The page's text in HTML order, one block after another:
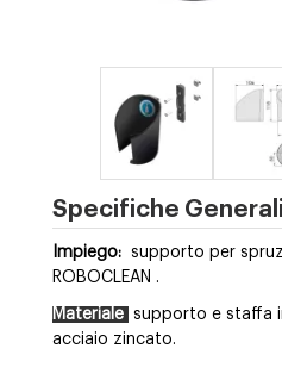
Specifiche Generali
Impiego: supporto per
ROBOCLEAN .
Materiale supporto e staffa
acciaio zincato.